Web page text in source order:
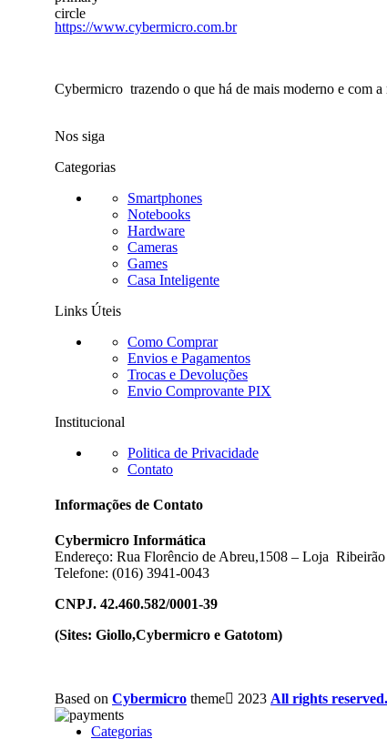
https://www.cybermicro.com.br
Cybermicro trazendo o que há de mais moderno e com
Nos siga
Categorias
Smartphones
Notebooks
Hardware
Cameras
Games
Casa Inteligente
Links Úteis
Como Comprar
Envios e Pagamentos
Trocas e Devoluções
Envio Comprovante PIX
Institucional
Politica de Privacidade
Contato
Informações de Contato
Cybermicro Informática
Endereço: Rua Florêncio de Abreu,1508 – Loja Ribeirão
Telefone: (016) 3941-0043
CNPJ. 42.460.582/0001-39
(Sites: Giollo,Cybermicro e Gatotom)
Based on Cybermicro theme 2023 All rights reserved.
Categorias